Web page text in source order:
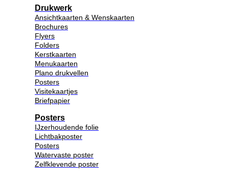
Drukwerk
Ansichtkaarten & Wenskaarten
Brochures
Flyers
Folders
Kerstkaarten
Menukaarten
Plano drukvellen
Posters
Visitekaartjes
Briefpapier
Posters
IJzerhoudende folie
Lichtbakposter
Posters
Watervaste poster
Zelfklevende poster